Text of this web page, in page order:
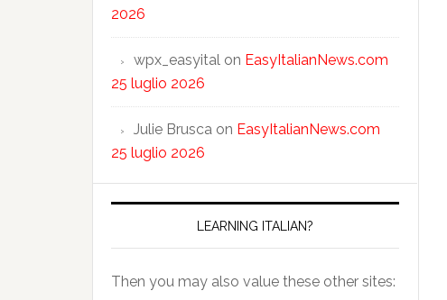
2026
wpx_easyital on EasyItalianNews.com
25 luglio 2026
Julie Brusca on EasyItalianNews.com
25 luglio 2026
LEARNING ITALIAN?
Then you may also value these other sites: